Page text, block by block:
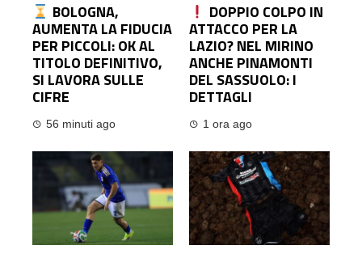
BOLOGNA,
AUMENTA LA FIDUCIA
PER PICCOLI: OK AL
TITOLO DEFINITIVO,
SI LAVORA SULLE
CIFRE
56 minuti ago
DOPPIO COLPO IN
ATTACCO PER LA
LAZIO? NEL MIRINO
ANCHE PINAMONTI
DEL SASSUOLO: I
DETTAGLI
1 ora ago